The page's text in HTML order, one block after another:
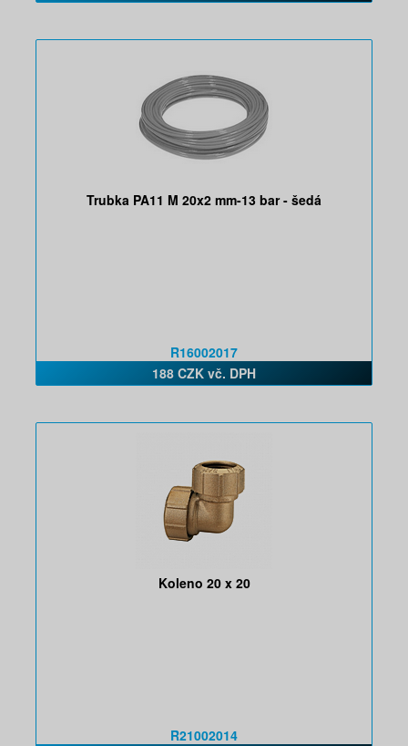
Trubka PA11 M 20x2 mm-13 bar - šedá
R16002017
188 CZK vč. DPH
Koleno 20 x 20
R21002014